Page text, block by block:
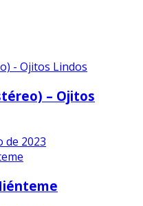
– Ojitos
de 2023